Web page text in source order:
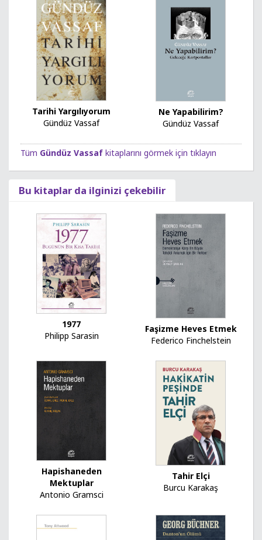
Tarihi Yargılıyorum
Gündüz Vassaf
Ne Yapabilirim?
Gündüz Vassaf
Tüm Gündüz Vassaf kitaplarını görmek için tıklayın
Bu kitaplar da ilginizi çekebilir
1977
Philipp Sarasin
Faşizme Heves Etmek
Federico Finchelstein
Hapishaneden
Mektuplar
Antonio Gramsci
Tahir Elçi
Burcu Karakaş